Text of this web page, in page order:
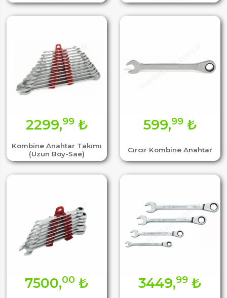
Kombine Anahtar Takımı
(Uzun Boy-Sae)
2299,99₺
Cırcır Kombine Anahtar
599,99₺
7500,00 ₺ 3449,99 ₺